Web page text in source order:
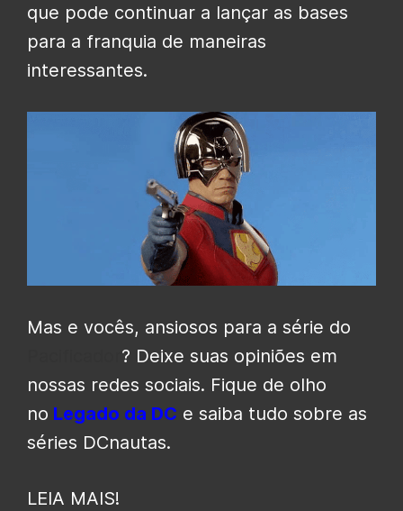
que pode continuar a lançar as bases
para a franquia de maneiras
interessantes.
Mas e vocês, ansiosos para a série do
? Deixe suas opiniões em
nossas redes sociais. Fique de olho
no Legado da DC e saiba tudo sobre as
séries DCnautas.
LEIA MAIS!